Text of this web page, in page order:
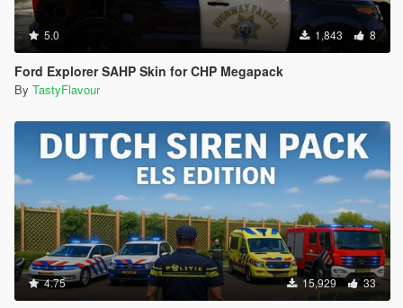
5.0 1,843 8
Ford Explorer SAHP Skin for CHP Megapack
By TastyFlavour
4.75 15,929 33